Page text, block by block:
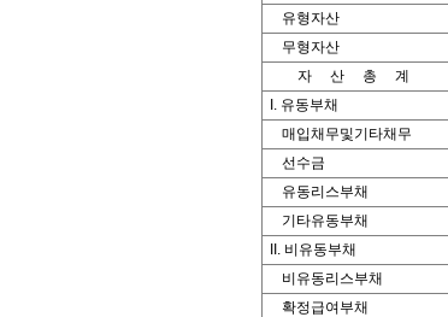
유형자산
무형자산
자 산 총 계
I. 유동부채
매입채무및기타채무
선수금
유동리스부채
기타유동부채
II. 비유동부채
비유동리스부채
확정급여부채